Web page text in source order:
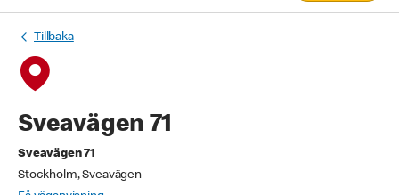
Tillbaka
Sveavägen 71
Sveavägen 71
Stockholm, Sveavägen